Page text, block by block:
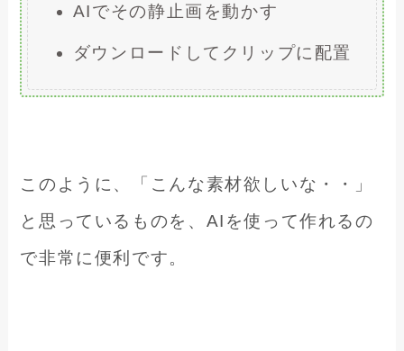
AIでその静止画を動かす
ダウンロードしてクリップに配置
このように、「こんな素材欲しいな・・」
と思っているものを、AIを使って作れるの
で非常に便利です。